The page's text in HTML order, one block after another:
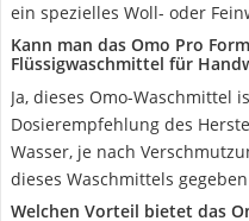
ein spezielles Woll- oder
Kann man das Omo Pro
Flüssigwaschmittel für
Ja, dieses Omo-Waschmittel
Dosierempfehlung des
Wasser, je nach
dieses Waschmittels
Welchen Vorteil bietet das